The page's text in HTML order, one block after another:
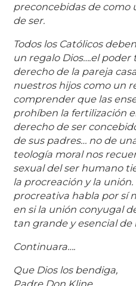
preconcebidas de como
de ser.
Todos los Católicos
un regalo Dios….el poder
derecho de la pareja
nuestros hijos como un
comprender que las
prohíben la fertilización
derecho de ser
de sus padres… no de
teología moral nos
sexual del ser humano
la procreación y la
procreativa habla por sí
en si la unión conyugal
tan grande y esencial
Continuara….
Que Dios los bendiga,